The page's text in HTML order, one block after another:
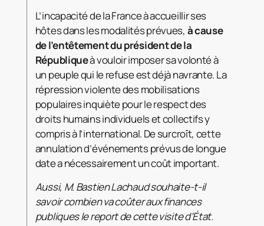
L’incapacité de la France à accueillir ses
hôtes dans les modalités prévues, à cause
de l’entêtement du président de la
Républiqueà vouloir imposer sa volonté à
un peuple qui le refuse est déjà navrante. La
répression violente des mobilisations
populaires inquiète pour le respect des
droits humains individuels et collectifs y
compris à l’international. De surcroît, cette
annulation d’événements prévus de longue
date a nécessairement un coût important.
Aussi, M. Bastien Lachaud souhaite-t-il
savoir combien va coûter aux finances
publiques le report de cette visite d’État.